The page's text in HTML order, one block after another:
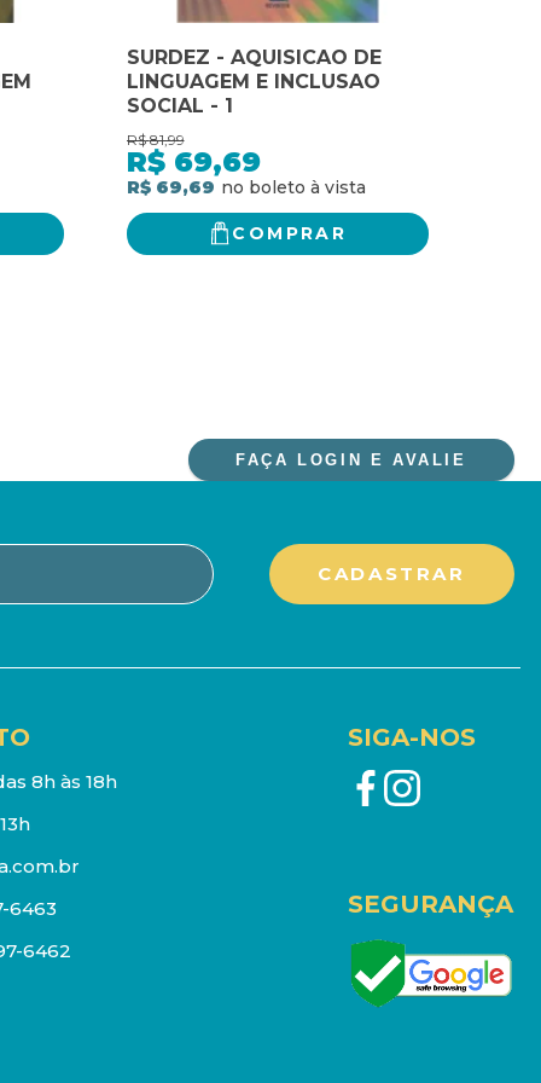
SURDEZ - AQUISICAO DE
LINGUAGEM E INCLUSAO
SOCIAL - 1
R$ 81,99
R$ 69,69
R$ 69,69
COMPRAR
FAÇA LOGIN E AVALIE
8h às 18h
6463
6462
SIGA-NOS
SEGURANÇA